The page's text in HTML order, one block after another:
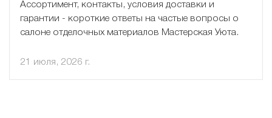
Ассортимент, контакты, условия доставки и
гарантии - короткие ответы на частые вопросы о
салоне отделочных материалов Мастерская Уюта.
21 июля, 2026 г.